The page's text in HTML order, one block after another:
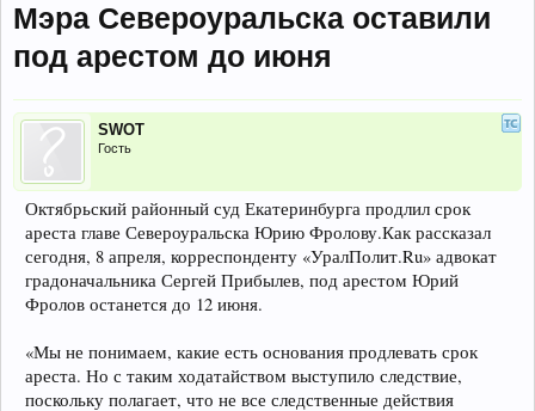
Мэра Североуральска оставили
под арестом до июня
SWOT
Гость
Октябрьский районный суд Екатеринбурга продлил срок
ареста главе Североуральска Юрию Фролову.Как рассказал
сегодня, 8 апреля, корреспонденту «УралПолит.Ru» адвокат
градоначальника Сергей Прибылев, под арестом Юрий
Фролов останется до 12 июня.
«Мы не понимаем, какие есть основания продлевать срок
ареста. Но с таким ходатайством выступило следствие,
поскольку полагает, что не все следственные действия